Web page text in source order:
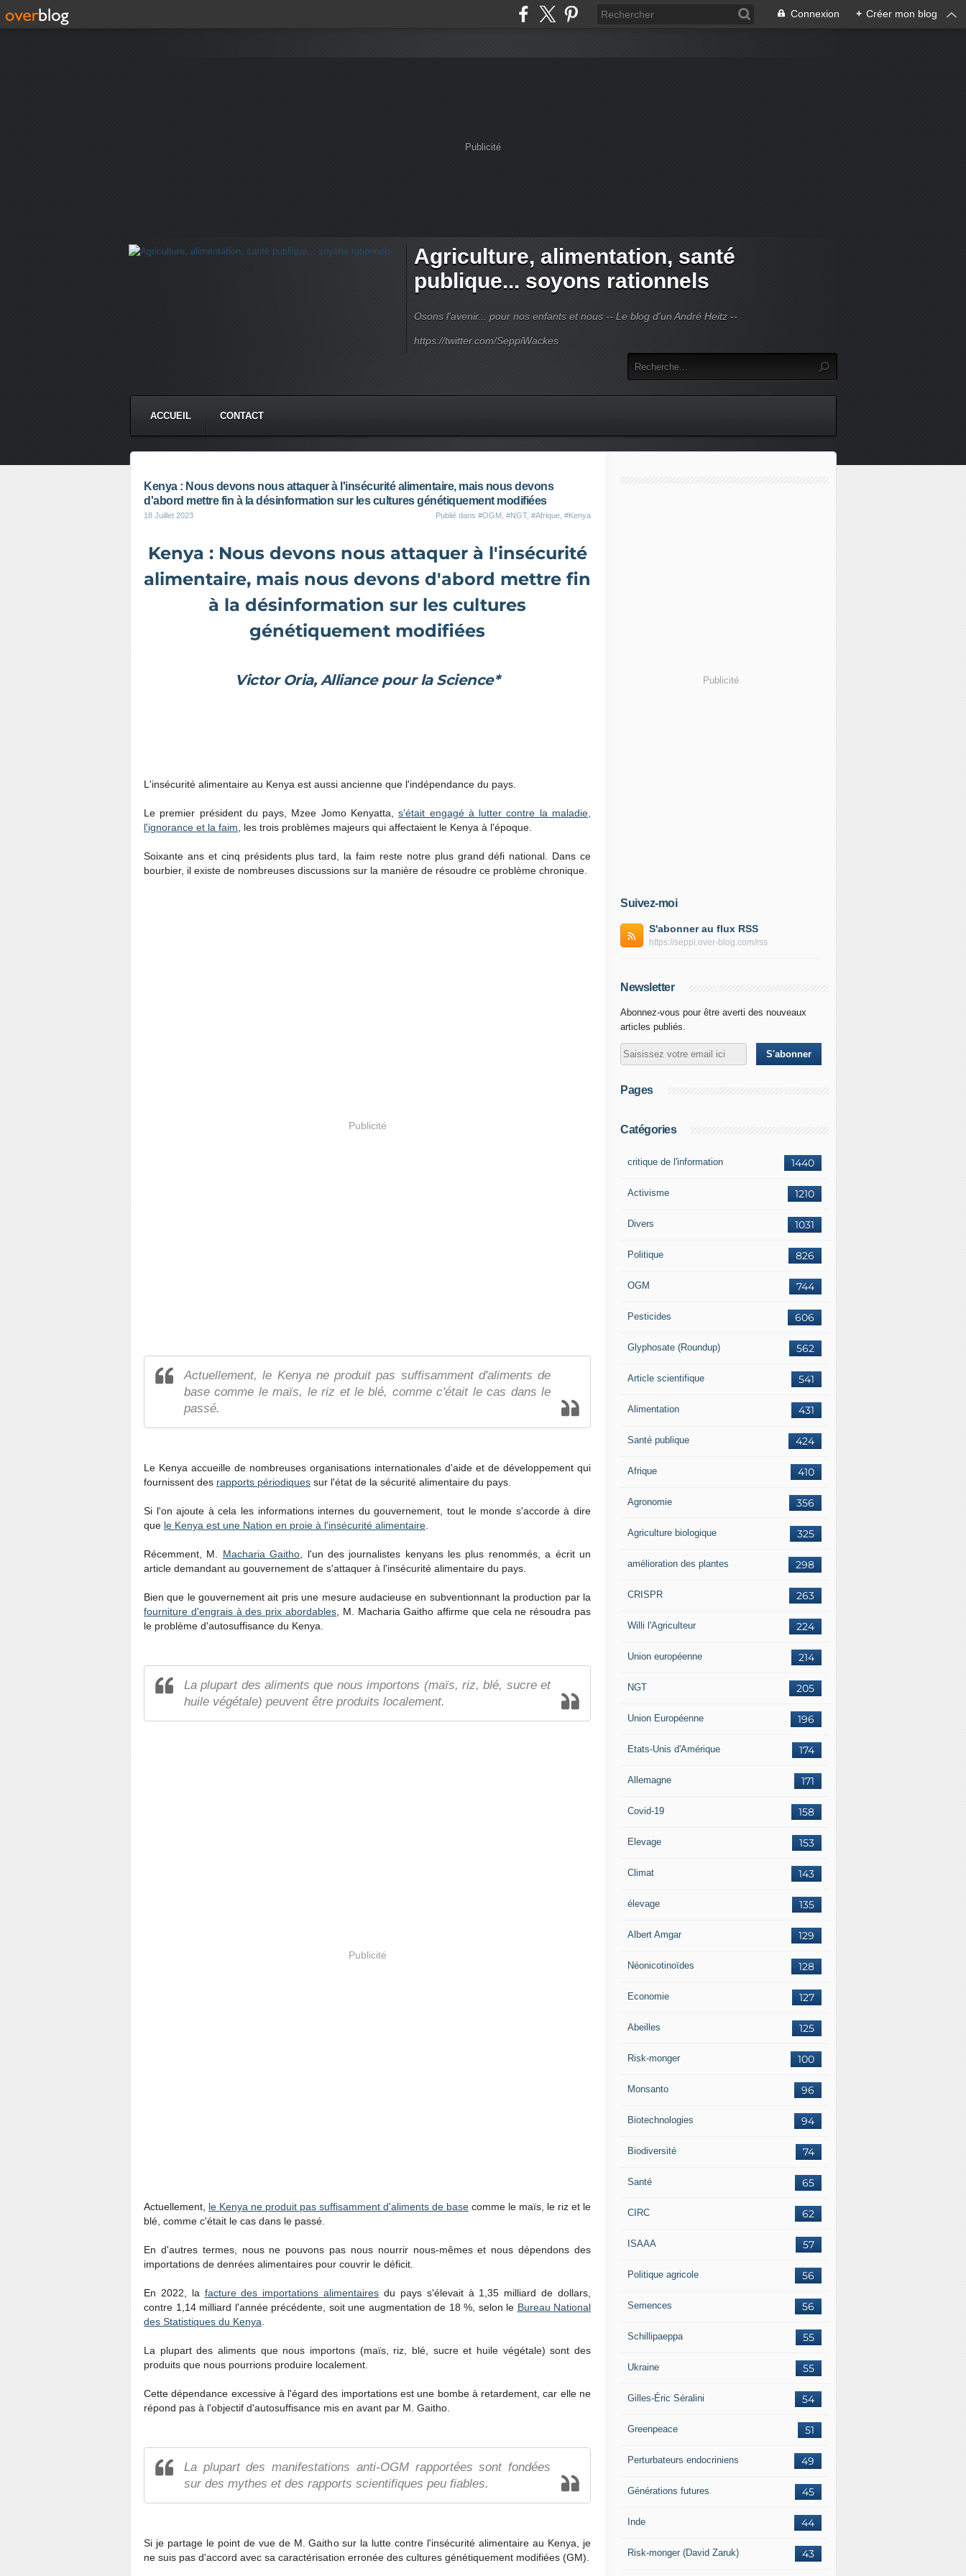
Connexion + Créer mon blog
Publicité
Agriculture, alimentation, santé
publique... soyons rationnels
Osons l'avenir... pour nos enfants et nous -- Le blog d'un André Heitz --
https://twitter.com/SeppiWackes
ACCUEIL CONTACT
Kenya : Nous devons nous attaquer à l'insécurité alimentaire, mais nous devons
d'abord mettre fin à la désinformation sur les cultures génétiquement modifiées
18 Juillet 2023 Publié dans #OGM #NGT, #Afrique #Kenya
Kenya : Nous devons nous attaquer à l'insécurité
alimentaire, mais nous devons d'abord mettre fin
à la désinformation sur les cultures
génétiquement modifiées
Victor Oria, Alliance pour la Science*
L'insécurité alimentaire au Kenya est aussi ancienne que l'indépendance du pays.
Le premier président du pays, Mzee Jomo Kenyatta,s'était engagé à lutter contre la maladie,
l'ignorance et la faim , les trois problèmes majeurs qui affectaient le Kenya à l'époque.
Soixante ans et cinq présidents plus tard, la faim reste notre plus grand défi national. Dans ce
bourbier, il existe de nombreuses discussions sur la manière de résoudre ce problème chronique.
Publicité
Actuellement, le Kenya ne produit pas suffisamment d'aliments de
base comme le maïs, le riz et le blé, comme c'était le cas dans le
passé.
Le Kenya accueille de nombreuses organisations internationales d'aide et de développement qui
fournissent des rapports périodiques sur l'état de la sécurité alimentaire du pays.
Si l'on ajoute à cela les informations internes du gouvernement, tout le monde s'accorde à dire
que le Kenya est une Nation en proie à l'insécurité alimentaire
Récemment, M. Macharia Gaitho , l'un des journalistes kenyans les plus renommés, a écrit un
article demandant au gouvernement de s'attaquer à l'insécurité alimentaire du pays.
Bien que le gouvernement ait pris une mesure audacieuse en subventionnant la production par la
fourniture d'engrais à des prix abordables, M. Macharia Gaitho affirme que cela ne résoudra pas
le problème d'autosuffisance du Kenya.
La plupart des aliments que nous importons (maïs, riz, blé, sucre et
huile végétale) peuvent être produits localement.
Publicité
Actuellement, le Kenya ne produit pas suffisamment d'aliments de base comme le maïs, le riz et le
blé, comme c'était le cas dans le passé.
En d'autres termes, nous ne pouvons pas nous nourrir nous-mêmes et nous dépendons des
importations de denrées alimentaires pour couvrir le déficit.
En 2022, la facture des importations alimentaires du pays s'élevait à 1,35 milliard de dollars,
contre 1,14 milliard l'année précédente, soit une augmentation de 18 %, selon le Bureau National
des Statistiques du Kenya
La plupart des aliments que nous importons (maïs, riz, blé, sucre et huile végétale) sont des
produits que nous pourrions produire localement.
Cette dépendance excessive à l'égard des importations est une bombe à retardement, car elle ne
répond pas à l'objectif d'autosuffisance mis en avant par M. Gaitho.
La plupart des manifestations anti-OGM rapportées sont fondées
sur des mythes et des rapports scientifiques peu fiables.
Si je partage le point de vue de M. Gaitho sur la lutte contre l'insécurité alimentaire au Kenya, je
ne suis pas d'accord avec sa caractérisation erronée des cultures génétiquement modifiées (GM).
Publicité
Suivez-moi
S'abonner au flux RSS
https://seppi.over-blog.com/rss
Newsletter
Abonnez-vous pour être averti des nouveaux
articles publiés.
Pages
Catégories
1440
critique de l'information
1210
Activisme
1031
Divers
826
Politique
744
OGM
606
Pesticides
562
Glyphosate (Roundup)
541
Article scientifique
431
Alimentation
424
Santé publique
410
Afrique
356
Agronomie
325
Agriculture biologique
298
amélioration des plantes
263
CRISPR
224
Willi l'Agriculteur
214
Union européenne
205
NGT
196
Union Européenne
174
Etats-Unis d'Amérique
171
Allemagne
158
Covid-19
153
Elevage
143
Climat
135
élevage
129
Albert Amgar
128
Néonicotinoïdes
127
Economie
125
Abeilles
100
Risk-monger
96
Monsanto
94
Biotechnologies
74
Biodiversité
65
Santé
62
CIRC
57
ISAAA
56
Politique agricole
56
Semences
55
Schillipaeppa
55
Ukraine
54
Gilles-Éric Séralini
51
Greenpeace
49
Perturbateurs endocriniens
45
Générations futures
44
Inde
43
Risk-monger (David Zaruk)